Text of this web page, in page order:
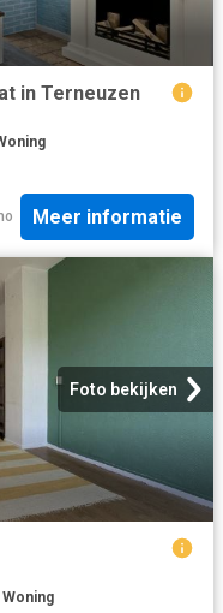
in Terneuzen
Meer informatie
Foto bekijken